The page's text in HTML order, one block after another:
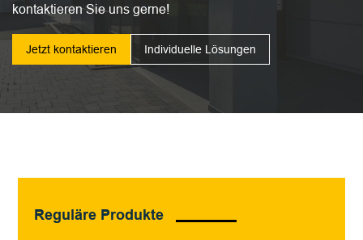
kontaktieren Sie uns gerne!
Jetzt kontaktieren Individuelle Lösungen
Reguläre Produkte